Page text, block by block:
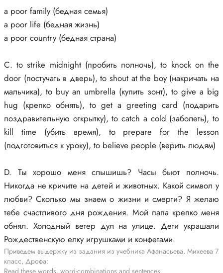
a poor family (бедная семья)
a poor life (бедная жизнь)
a poor country (бедная страна)
C. to strike midnight (пробить полночь), to knock on the
door (постучать в дверь), to shout at the boy (накричать на
мальчика), to buy an umbrella (купить зонт), to give a big
hug (крепко обнять), to get a greeting card (подарить
поздравительную открытку), to catch a cold (заболеть), to
kill time (убить время), to prepare for the lesson
(подготовиться к уроку), to believe people (верить людям)
D. Ты хорошо меня слышишь? Часы бьют полночь.
Никогда не кричите на детей и животных. Какой символ у
любви? Сколько мы знаем о жизни и смерти? Я желаю
тебе счастливого дня рождения. Мой папа крепко меня
обнял. Холодный ветер дул на улице. Дети украшали
Рождественскую елку игрушками и конфетами.
Приведем выдержку из задания из учебника Афанасьева, Михеева 7
класс, Дрофа:
Read these words, word-combinations and sentences.